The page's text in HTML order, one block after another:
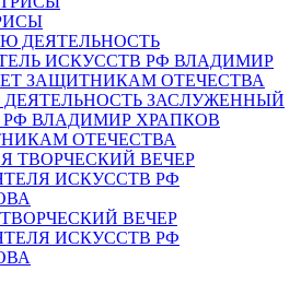
ЗАСЛУЖЕННЫЙ
РФ ВЛАДИМИР ХРАПКОВ
ОТЕЧЕСТВА
ВЕЧЕР
ИСКУССТВ РФ